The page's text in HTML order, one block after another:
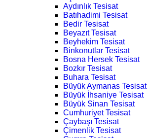
Aydınlık Tesisat
Batıhadimi Tesisat
Bedir Tesisat
Beyazıt Tesisat
Beyhekim Tesisat
Binkonutlar Tesisat
Bosna Hersek Tesisat
Bozkır Tesisat
Buhara Tesisat
Büyük Aymanas Tesisat
Büyük İhsaniye Tesisat
Büyük Sinan Tesisat
Cumhuriyet Tesisat
Çaybaşı Tesisat
Çimenlik Tesisat